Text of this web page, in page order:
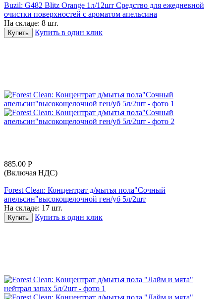
Buzil: G482 Blitz Orange 1л/12шт Средство для ежедневной
очистки поверхностей с ароматом апельсина
На складе: 8 шт.
Купить Купить в один клик
885.00 Р
(Включая НДС)
Forest Clean: Концентрат д/мытья пола"Сочный
апельсин"высокощелочной ген/уб 5л/2шт
На складе: 17 шт.
Купить Купить в один клик